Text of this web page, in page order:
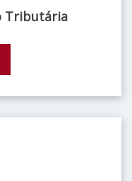
Tributária